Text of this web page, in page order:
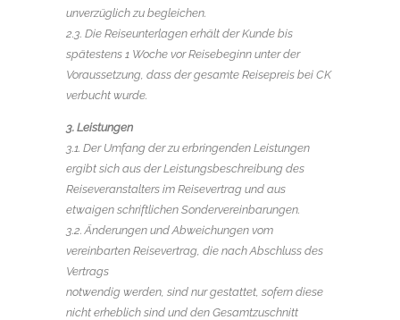
unverzüglich zu begleichen.
2.3. Die Reiseunterlagen erhält der Kunde bis
spätestens 1 Woche vor Reisebeginn unter der
Voraussetzung, dass der gesamte Reisepreis bei CK
verbucht wurde.
3. Leistungen
3.1. Der Umfang der zu erbringenden Leistungen
ergibt sich aus der Leistungsbeschreibung des
Reiseveranstalters im Reisevertrag und aus
etwaigen schriftlichen Sondervereinbarungen.
3.2. Änderungen und Abweichungen vom
vereinbarten Reisevertrag, die nach Abschluss des
Vertrags
notwendig werden, sind nur gestattet, sofern diese
nicht erheblich sind und den Gesamtzuschnitt